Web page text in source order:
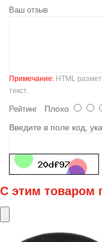
Ваш отзыв
Примечание: HTML
текст.
Рейтинг Плохо
Введите в поле код,
С этим товаром